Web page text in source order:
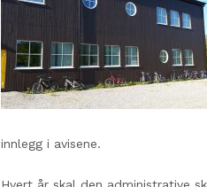
innlegg i avisene.